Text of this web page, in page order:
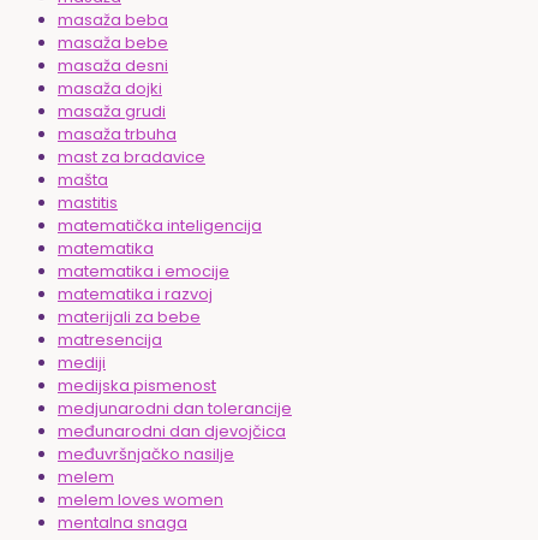
masaža beba
masaža bebe
masaža desni
masaža dojki
masaža grudi
masaža trbuha
mast za bradavice
mašta
mastitis
matematička inteligencija
matematika
matematika i emocije
matematika i razvoj
materijali za bebe
matresencija
mediji
medijska pismenost
medjunarodni dan tolerancije
međunarodni dan djevojčica
međuvršnjačko nasilje
melem
melem loves women
mentalna snaga